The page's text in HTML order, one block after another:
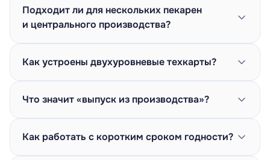
Подходит ли для нескольких пекарен
и центрального производства?
Как устроены двухуровневые техкарты?
Что значит «выпуск из производства»?
Как работать с коротким сроком годности?